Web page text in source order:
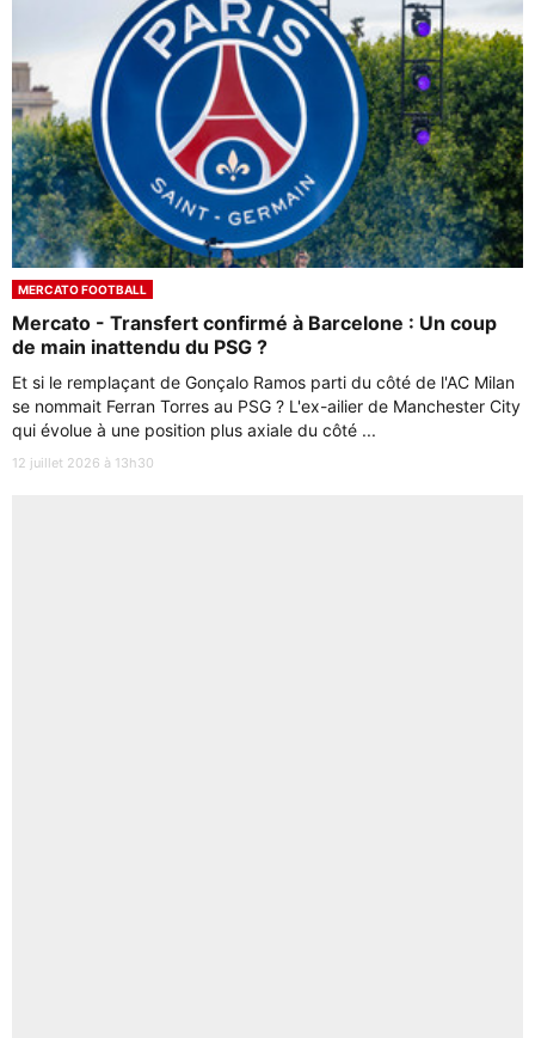
MERCATO FOOTBALL
Mercato - Transfert confirmé à Barcelone : Un coup
de main inattendu du PSG ?
Et si le remplaçant de Gonçalo Ramos parti du côté de l'AC Milan
se nommait Ferran Torres au PSG ? L'ex-ailier de Manchester City
qui évolue à une position plus axiale du côté ...
12 juillet 2026 à 13h30